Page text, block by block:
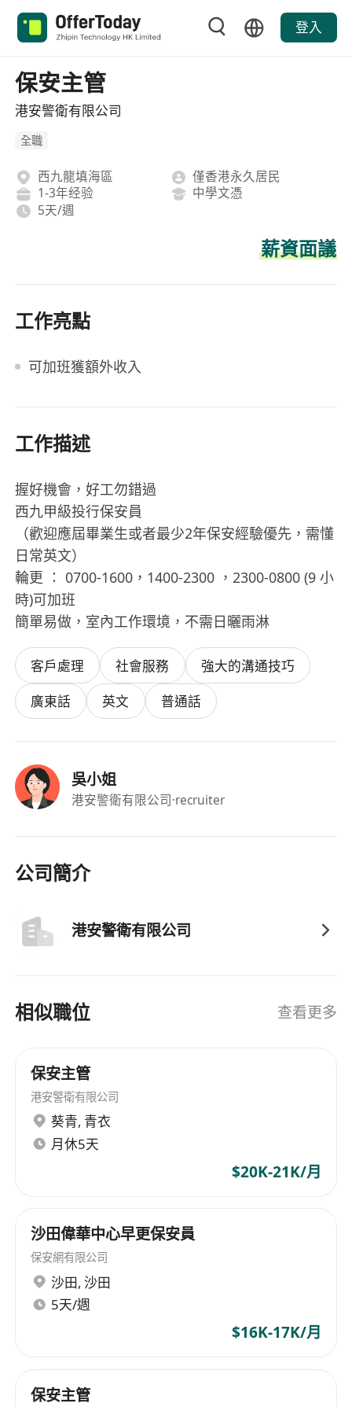
登入
保安主管
港安警衛有限公司
全職
西九龍填海區
僅香港永久居民
1-3年经验
中學文憑
5天/週
薪資面議
工作亮點
可加班獲額外收入
工作描述
握好機會，好工勿錯過
西九甲級投行保安員
（歡迎應屆畢業生或者最少2年保安經驗優先，需懂
日常英文）
輪更 ： 0700-1600，1400-2300 ，2300-0800 (9 小
時)可加班
簡單易做，室內工作環境，不需日曬雨淋
客戶處理 社會服務
強大的溝通技巧
廣東話
英文 普通話
吳小姐
港安警衛有限公司·recruiter
公司簡介
港安警衛有限公司
相似職位 查看更多
保安主管
港安警衛有限公司
葵青, 青衣
月休5天
$20K-21K/月
沙田偉華中心早更保安員
保安網有限公司
沙田, 沙田
5天/週
$16K-17K/月
保安主管